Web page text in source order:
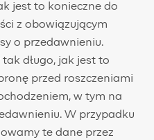
jest to konieczne do
z obowiązującym
o przedawnieniu.
długo, jak jest to
przed roszczeniami
w tym na
W przypadku
te dane przez